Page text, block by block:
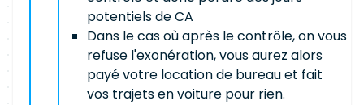
potentiels de CA
Dans le cas où après le contrôle, on vous
refuse l'exonération, vous aurez alors
payé votre location de bureau et fait
vos trajets en voiture pour rien.